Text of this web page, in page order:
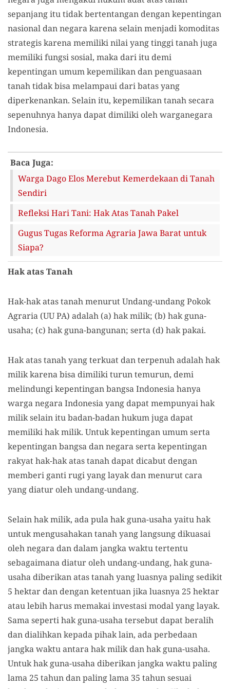
sepanjang itu tidak bertentangan dengan kepentingan
nasional dan negara karena selain menjadi komoditas
strategis karena memiliki nilai yang tinggi tanah juga
memiliki fungsi sosial, maka dari itu demi
kepentingan umum kepemilikan dan penguasaan
tanah tidak bisa melampaui dari batas yang
diperkenankan. Selain itu, kepemilikan tanah secara
sepenuhnya hanya dapat dimiliki oleh warganegara
Indonesia.
Baca Juga:
Warga Dago Elos Merebut Kemerdekaan di Tanah
Sendiri
Refleksi Hari Tani: Hak Atas Tanah Pakel
Gugus Tugas Reforma Agraria Jawa Barat untuk
Siapa?
Hak atas Tanah
Hak-hak atas tanah menurut Undang-undang Pokok
Agraria (UU PA) adalah (a) hak milik; (b) hak guna-
usaha; (c) hak guna-bangunan; serta (d) hak pakai.
Hak atas tanah yang terkuat dan terpenuh adalah hak
milik karena bisa dimiliki turun temurun, demi
melindungi kepentingan bangsa Indonesia hanya
warga negara Indonesia yang dapat mempunyai hak
milik selain itu badan-badan hukum juga dapat
memiliki hak milik. Untuk kepentingan umum serta
kepentingan bangsa dan negara serta kepentingan
rakyat hak-hak atas tanah dapat dicabut dengan
memberi ganti rugi yang layak dan menurut cara
yang diatur oleh undang-undang.
Selain hak milik, ada pula hak guna-usaha yaitu hak
untuk mengusahakan tanah yang langsung dikuasai
oleh negara dan dalam jangka waktu tertentu
sebagaimana diatur oleh undang-undang, hak guna-
usaha diberikan atas tanah yang luasnya paling sedikit
5 hektar dan dengan ketentuan jika luasnya 25 hektar
atau lebih harus memakai investasi modal yang layak.
Sama seperti hak guna-usaha tersebut dapat beralih
dan dialihkan kepada pihak lain, ada perbedaan
jangka waktu antara hak milik dan hak guna-usaha.
Untuk hak guna-usaha diberikan jangka waktu paling
lama 25 tahun dan paling lama 35 tahun sesuai